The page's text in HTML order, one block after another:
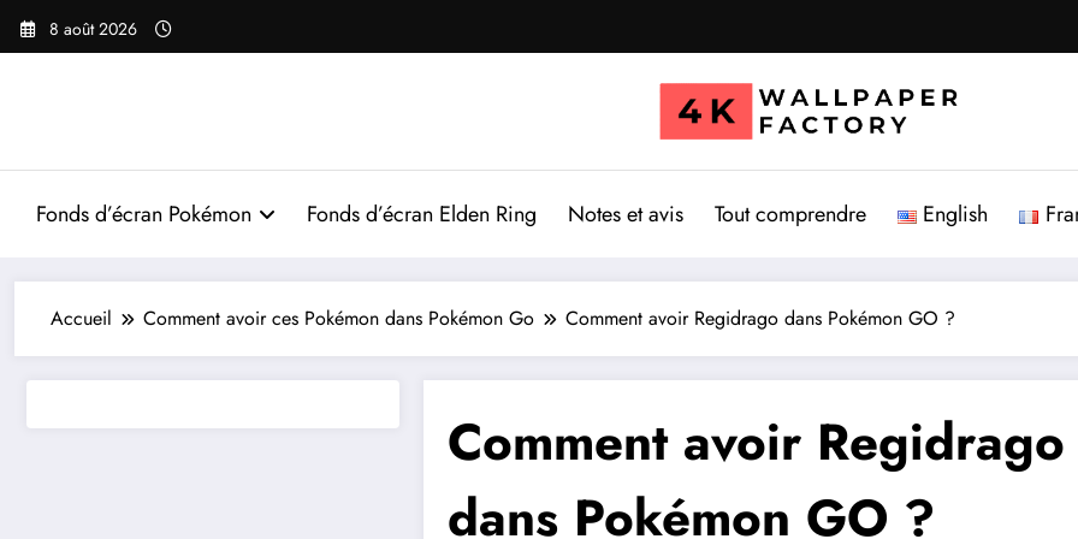
Aller
8 août 2026
Fonds d’écran Pokémon Fonds d’écran Elden Ring Notes et avis Tout comprendre English
Accueil Comment avoir ces Pokémon dans Pokémon Go Comment avoir Regidrago dans Pokémon GO ?
Comment avoir Regidrago
dans Pokémon GO ?